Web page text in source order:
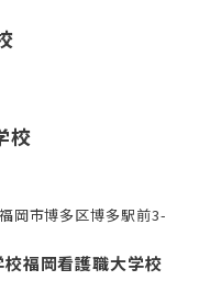
校
岡市博多区博多駅前3-
校福岡看護職大学校